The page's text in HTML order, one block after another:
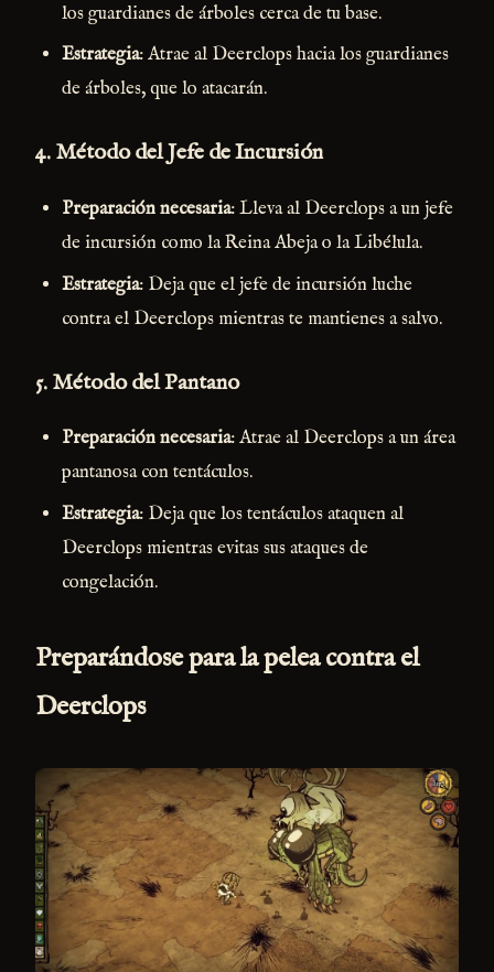
los guardianes de árboles cerca de tu base.
Estrategia: Atrae al Deerclops hacia los guardianes
de árboles, que lo atacarán.
4. Método del Jefe de Incursión
Preparación necesaria: Lleva al Deerclops a un jefe
de incursión como la Reina Abeja o la Libélula.
Estrategia: Deja que el jefe de incursión luche
contra el Deerclops mientras te mantienes a salvo.
5. Método del Pantano
Preparación necesaria: Atrae al Deerclops a un área
pantanosa con tentáculos.
Estrategia: Deja que los tentáculos ataquen al
Deerclops mientras evitas sus ataques de
congelación.
Preparándose para la pelea contra el
Deerclops